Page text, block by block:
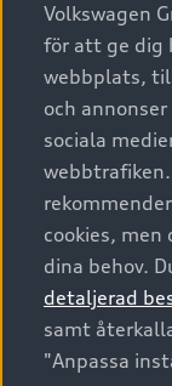
Volkswagen
för att ge dig
webbplats,
och
sociala
cookies,
dina behov.
detaljerad
samt
"Anpassa
A6 modellerna
SUV
Avant
Audi Sport
Privatleasing
Nya bilar i lager
Begagnade
Audi approved
Finansiering
Audi exclusive
Provkörning
Service &
Audi digital
Garantier
Försäkring
Digitala
Audi
Vanliga frågor
Tjänstebil
Tjänstebil
Business lease
Företagsleasing
Om Audi
Kontakta oss
Audi
myAudi
© 2026 AUDI
Utgivare
Juridiskt Audi